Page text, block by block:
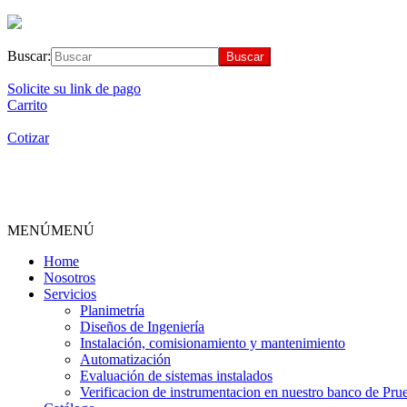
Buscar:
Solicite su link de pago
Carrito
Cotizar
MENÚMENÚ
Home
Nosotros
Servicios
Planimetría
Diseños de Ingeniería
Instalación, comisionamiento y mantenimiento
Automatización
Evaluación de sistemas instalados
Verificacion de instrumentacion en nuestro banco de